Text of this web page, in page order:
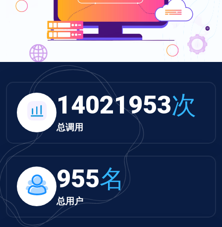
14021953次
总调用
955名
总用户